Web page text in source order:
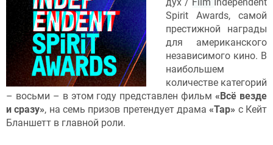
Spirit Awards, самой
престижной награды
для американского
независимого кино. В
наибольшем
количестве категорий
– восьми – в этом году представлен фильм«Всё везде
и сразу», на семь призов претендует драма«Тар» с Кейт
Бланшетт в главной роли.